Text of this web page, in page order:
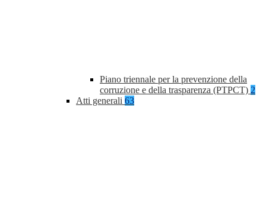
Piano triennale per la prevenzione della
corruzione e della trasparenza (PTPCT) 2
Atti generali 63